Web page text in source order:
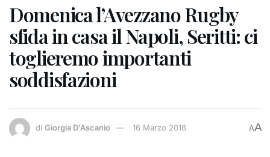
Domenica l’Avezzano Rugby
sfida in casa il Napoli, Seritti: ci
toglieremo importanti
soddisfazioni
di Giorgia D'Ascanio 16 Marzo 2018 AA